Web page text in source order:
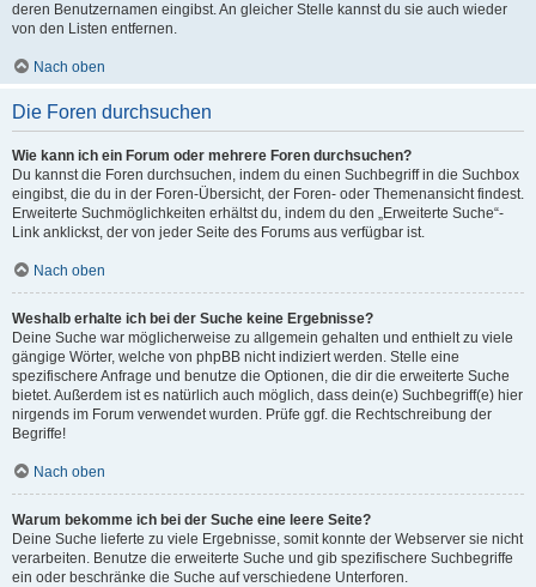
deren Benutzernamen eingibst. An gleicher Stelle kannst du sie auch wieder
von den Listen entfernen.
Nach oben
Die Foren durchsuchen
Wie kann ich ein Forum oder mehrere Foren durchsuchen?
Du kannst die Foren durchsuchen, indem du einen Suchbegriff in die Suchbox
eingibst, die du in der Foren-Übersicht, der Foren- oder Themenansicht findest.
Erweiterte Suchmöglichkeiten erhältst du, indem du den „Erweiterte Suche“-
Link anklickst, der von jeder Seite des Forums aus verfügbar ist.
Nach oben
Weshalb erhalte ich bei der Suche keine Ergebnisse?
Deine Suche war möglicherweise zu allgemein gehalten und enthielt zu viele
gängige Wörter, welche von phpBB nicht indiziert werden. Stelle eine
spezifischere Anfrage und benutze die Optionen, die dir die erweiterte Suche
bietet. Außerdem ist es natürlich auch möglich, dass dein(e) Suchbegriff(e) hier
nirgends im Forum verwendet wurden. Prüfe ggf. die Rechtschreibung der
Begriffe!
Nach oben
Warum bekomme ich bei der Suche eine leere Seite?
Deine Suche lieferte zu viele Ergebnisse, somit konnte der Webserver sie nicht
verarbeiten. Benutze die erweiterte Suche und gib spezifischere Suchbegriffe
ein oder beschränke die Suche auf verschiedene Unterforen.